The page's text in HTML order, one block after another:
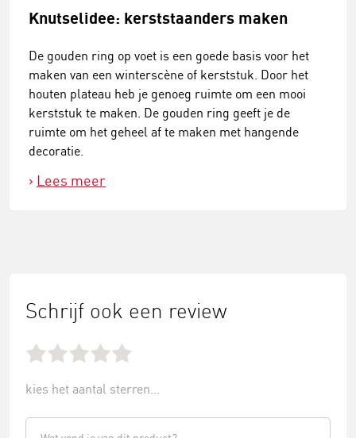
Knutselidee: kerststaanders maken
De gouden ring op voet is een goede basis voor het
maken van een winterscène of kerststuk. Door het
houten plateau heb je genoeg ruimte om een mooi
kerststuk te maken. De gouden ring geeft je de
ruimte om het geheel af te maken met hangende
decoratie.
Lees meer
Schrijf ook een review
kies het aantal sterren...